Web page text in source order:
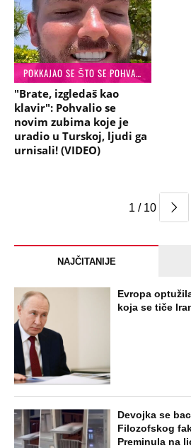
POKKAJAO SE ŠTO SE POHVALIO
"Brate, izgledaš kao
klavir": Pohvalio se
novim zubima koje je
uradio u Turskoj, ljudi ga
urnisali! (VIDEO)
1 / 10
NAJČITANIJE
Evropa
koja se tiče
Devojka se
Filozofskog
Preminula na